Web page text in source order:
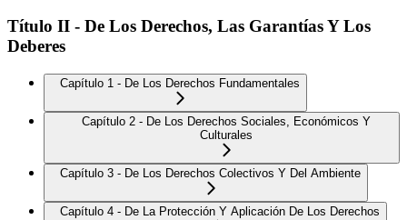
Título II - De Los Derechos, Las Garantías Y Los
Deberes
Capítulo 1 - De Los Derechos Fundamentales
Capítulo 2 - De Los Derechos Sociales, Económicos Y
Culturales
Capítulo 3 - De Los Derechos Colectivos Y Del Ambiente
Capítulo 4 - De La Protección Y Aplicación De Los Derechos